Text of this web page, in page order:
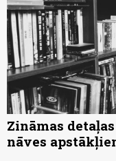
Zināmas
nāves